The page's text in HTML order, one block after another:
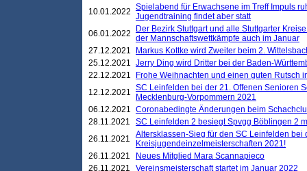
10.01.2022 Spielabend für Erwachsene im Treff Impuls
Jugendtraining findet aber statt
06.01.2022
Der Bezirk Stuttgart und alle Stuttgarter
der Mannschaftswettkämpfe auch im Januar
27.12.2021
Markus Kottke wird Zweiter beim 2.
25.12.2021 Jerry Ding wird Dritter bei der Baden-
22.12.2021
Frohe Weihnachten und einen guten Rutsch
12.12.2021 SC Leinfelden bei der 21. Offenen Senioren
Mecklenburg-Vorpommern 2021
06.12.2021 Coronabedingte Änderungen beim
28.11.2021
SC Leinfelden 2 besiegt Spvgg Böblingen 2
26.11.2021
Altersklassen-Sieg für den SC Leinfelden bei
Kreisjugendeinzelmeisterschaften 2021!
26.11.2021
Neues Mitglied Mara Scannapieco
26.11.2021
Vereinsmeisterschaft startet im Januar 2022